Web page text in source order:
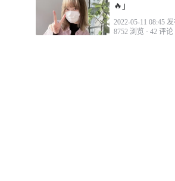
🔥」
2022-05-11 08:45
8752 浏览 · 42 评论